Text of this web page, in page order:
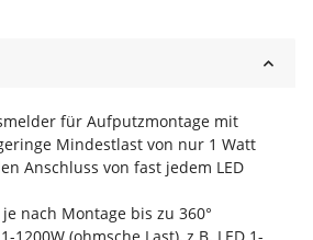
für Aufputzmontage mit
Mindestlast von nur 1 Watt
Anschluss von fast jedem LED
nach Montage bis zu 360°